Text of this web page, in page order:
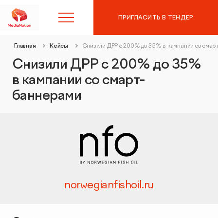
Контекстная реклама в
Яндекс.Директ
Вывод сайта из-под фильтров и санкций
Таргетированная реклама
Digital Marketing
8 (495) 215-10-97
ПРИГЛАСИТЬ В ТЕНДЕР
Главная Кейсы Снизили ДРР с 200% до 35% в кампании со
Снизили ДРР с 200% до 35%
в кампании со смарт-
баннерами
norwegianfishoil.ru